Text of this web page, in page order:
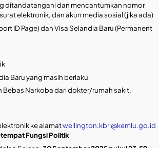
ditandatangani dan mencantumkan nomor
elektronik, dan akun media sosial (jika ada)
ID Page) dan Visa Selandia Baru (Permanent
Baru yang masih berlaku
Narkoba dari dokter/rumah sakit.
ke alamatwellington.kbri@kemlu.go.id
Fungsi Politik‘